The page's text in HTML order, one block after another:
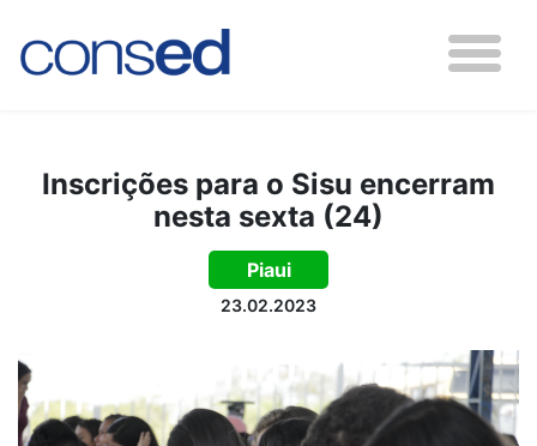
Inscrições para o Sisu encerram
nesta sexta (24)
Piaui
23.02.2023